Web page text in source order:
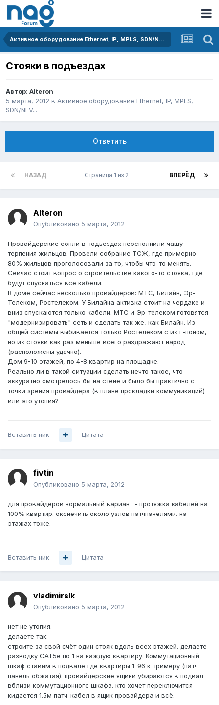
Активное оборудование Ethernet, IP, MPLS, SDN/NFV...
Стояки в подъездах
Автор: Alteron
5 марта, 2012 в Активное оборудование Ethernet, IP, MPLS,
SDN/NFV...
Ответить
НАЗАД ВПЕРЁД
Страница 1 из 2
Alteron
Опубликовано 5 марта, 2012
Провайдерские сопли в подъездах переполнили чашу
терпения жильцов. Провели собрание ТСЖ, где примерно
80% жильцов проголосовали за то, чтобы что-то менять.
Сейчас стоит вопрос о строительстве какого-то стояка, где
будут спускаться все кабели.
В доме сейчас несколько провайдеров: МТС, Билайн, Эр-
Телеком, Ростелеком. У Билайна активка стоит на чердаке и
вниз спускаются только кабели. МТС и Эр-телеком готовятся
"модернизировать" сеть и сделать так же, как Билайн. Из
общей системы выбивается только Ростелеком с их г-поном,
но их стояки как раз меньше всего раздражают народ
(расположены удачно).
Дом 9-10 этажей, по 4-8 квартир на площадке.
Реально ли в такой ситуации сделать нечто такое, что
аккуратно смотрелось бы на стене и было бы практично с
точки зрения провайдера (в плане прокладки коммуникаций)
или это утопия?
Вставить ник Цитата
fivtin
Опубликовано 5 марта, 2012
для провайдеров нормальный вариант - протяжка кабелей на
100% квартир. оконечить около узлов патчпанелями. на
этажах тоже.
Вставить ник Цитата
vladimirslk
Опубликовано 5 марта, 2012
нет не утопия.
делаете так:
строите за свой счёт один стояк вдоль всех этажей. делаете
разводку CAT5e по 1 на каждую квартиру. Коммутационный
шкаф ставим в подвале где квартиры 1-96 к примеру (патч
панель обжатая). провайдерские ящики убираются в подвал
вблизи коммутационного шкафа. кто хочет переключится -
кидается 1.5м патч-кабел в ящик провайдера и всё.